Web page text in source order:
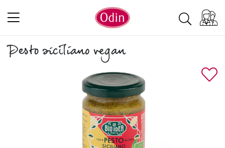
Pesto siciliano vegan